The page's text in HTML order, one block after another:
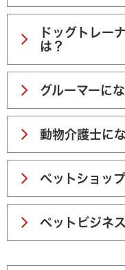
ドッグトレー
は？
グルーマーに
動物介護士に
ペットショッ
ペットビジネ